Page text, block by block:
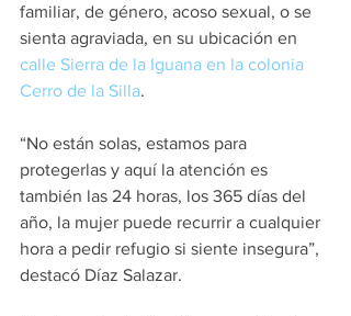
familiar, de género, acoso sexual, o se
sienta agraviada, en su ubicación en
calle Sierra de la Iguana en la colonia
Cerro de la Silla.
“No están solas, estamos para
protegerlas y aquí la atención es
también las 24 horas, los 365 días del
año, la mujer puede recurrir a cualquier
hora a pedir refugio si siente insegura”,
destacó Díaz Salazar.